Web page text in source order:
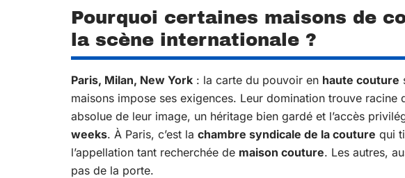
Pourquoi certaines maisons de
la scène internationale ?
Paris, Milan, New York : la carte du pouvoir en haute couture
maisons impose ses exigences. Leur domination trouve racine
absolue de leur image, un héritage bien gardé et l’accès
weeks. À Paris, c’est la chambre syndicale de la couture qui
l’appellation tant recherchée de maison couture. Les autres,
pas de la porte.